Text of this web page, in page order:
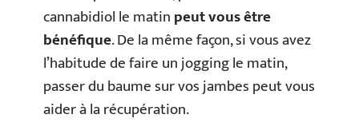
cannabidiol le matinpeut vous être
bénéfique. De la même façon, si vous avez
l’habitude de faire un jogging le matin,
passer du baume sur vos jambes peut vous
aider à la récupération.